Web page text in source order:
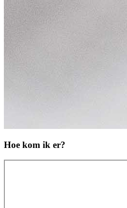
Hoe kom ik er?